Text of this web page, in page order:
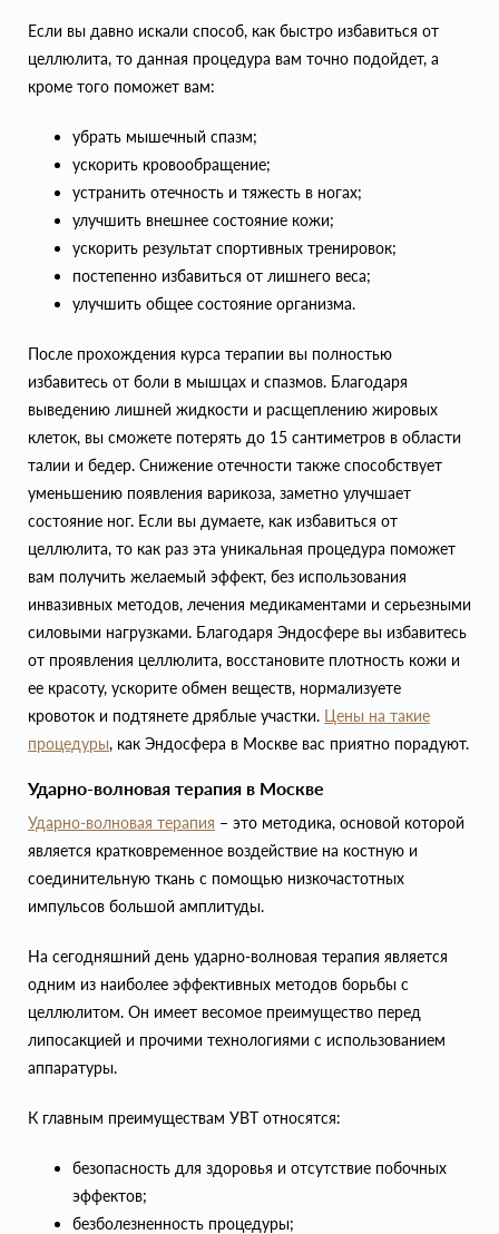
Если вы давно искали способ, как быстро избавиться от
целлюлита, то данная процедура вам точно подойдет, а
кроме того поможет вам:
убрать мышечный спазм;
ускорить кровообращение;
устранить отечность и тяжесть в ногах;
улучшить внешнее состояние кожи;
ускорить результат спортивных тренировок;
постепенно избавиться от лишнего веса;
улучшить общее состояние организма.
После прохождения курса терапии вы полностью
избавитесь от боли в мышцах и спазмов. Благодаря
выведению лишней жидкости и расщеплению жировых
клеток, вы сможете потерять до 15 сантиметров в области
талии и бедер. Снижение отечности также способствует
уменьшению появления варикоза, заметно улучшает
состояние ног. Если вы думаете, как избавиться от
целлюлита, то как раз эта уникальная процедура поможет
вам получить желаемый эффект, без использования
инвазивных методов, лечения медикаментами и серьезными
силовыми нагрузками. Благодаря Эндосфере вы избавитесь
от проявления целлюлита, восстановите плотность кожи и
ее красоту, ускорите обмен веществ, нормализуете
кровоток и подтянете дряблые участки. Цены на такие
процедуры, как Эндосфера в Москве вас приятно порадуют.
Ударно-волновая терапия в Москве
Ударно-волновая терапия – это методика, основой которой
является кратковременное воздействие на костную и
соединительную ткань с помощью низкочастотных
импульсов большой амплитуды.
На сегодняшний день ударно-волновая терапия является
одним из наиболее эффективных методов борьбы с
целлюлитом. Он имеет весомое преимущество перед
липосакцией и прочими технологиями с использованием
аппаратуры.
К главным преимуществам УВТ относятся:
безопасность для здоровья и отсутствие побочных
эффектов;
безболезненность процедуры;